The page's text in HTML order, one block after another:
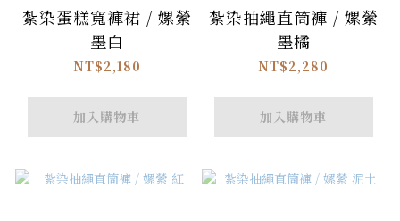
紮染蛋糕寬褲裙 / 嫘縈
墨白
NT$2,180
加入購物車
紮染抽繩直筒褲 / 嫘縈
墨橘
NT$2,280
加入購物車